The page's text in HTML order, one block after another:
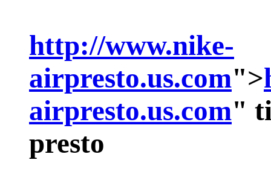
http://www.nike-
airpresto.us.com">
airpresto.us.com"
presto